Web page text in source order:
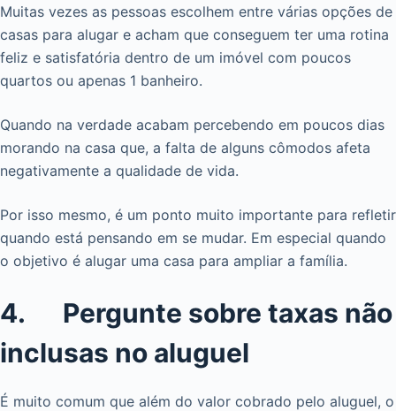
Muitas vezes as pessoas escolhem entre várias opções de
casas para alugar e acham que conseguem ter uma rotina
feliz e satisfatória dentro de um imóvel com poucos
quartos ou apenas 1 banheiro.
Quando na verdade acabam percebendo em poucos dias
morando na casa que, a falta de alguns cômodos afeta
negativamente a qualidade de vida.
Por isso mesmo, é um ponto muito importante para refletir
quando está pensando em se mudar. Em especial quando
o objetivo é alugar uma casa para ampliar a família.
4. Pergunte sobre taxas não
inclusas no aluguel
É muito comum que além do valor cobrado pelo aluguel, o